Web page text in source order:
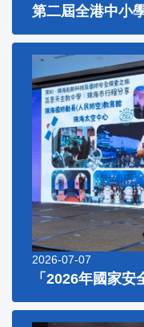
第二屆全港中小
2026-07-07